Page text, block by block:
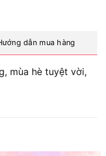
dẫn mua hàng
mùa hè tuyệt vời,